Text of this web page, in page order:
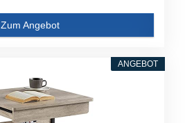
Zum Angebot
ANGEBOT